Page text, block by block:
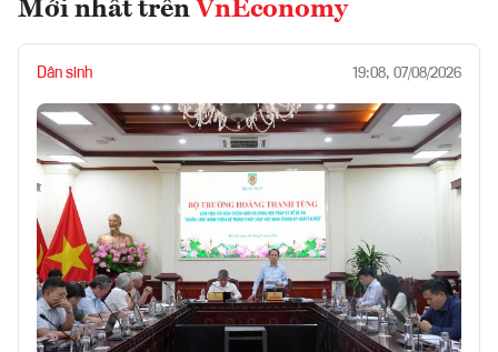
Mới nhất trên VnEconomy
Dân sinh 19:08, 07/08/2026